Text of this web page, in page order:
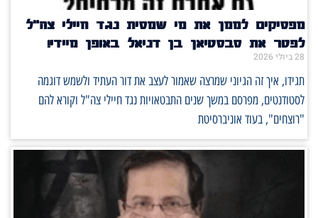
מפסיקים לממן את מי שמסית נגד חיילי צה"ל
לפטר את סבסטיאן בן דניאל באופן מיידי!
28 ביולי 2026
תגידו, איך זה הגיוני שמרצה שאמור לעצב את דור העתיד ולשמש דוגמה
לסטודנטים, מפרסם במשך שנים התבטאויות נגד חיילי צה"ל וקורא להם
"רוצחים", בעוד אוניברסיטת